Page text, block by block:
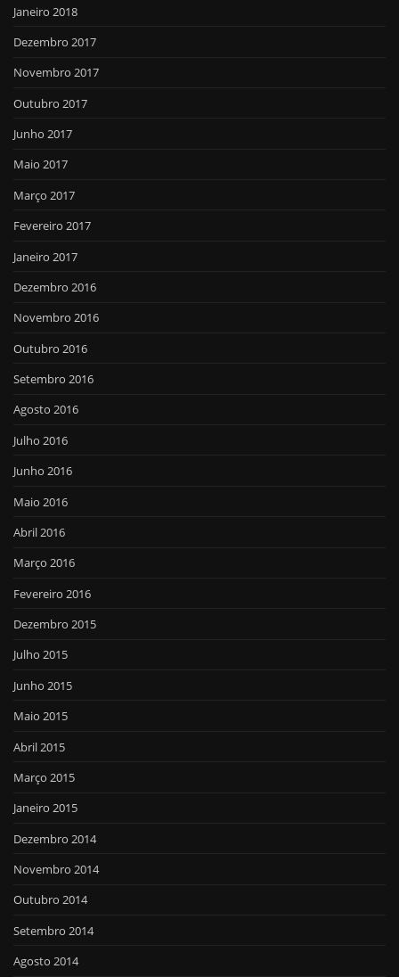
Janeiro 2018
Dezembro 2017
Novembro 2017
Outubro 2017
Junho 2017
Maio 2017
Março 2017
Fevereiro 2017
Janeiro 2017
Dezembro 2016
Novembro 2016
Outubro 2016
Setembro 2016
Agosto 2016
Julho 2016
Junho 2016
Maio 2016
Abril 2016
Março 2016
Fevereiro 2016
Dezembro 2015
Julho 2015
Junho 2015
Maio 2015
Abril 2015
Março 2015
Janeiro 2015
Dezembro 2014
Novembro 2014
Outubro 2014
Setembro 2014
Agosto 2014